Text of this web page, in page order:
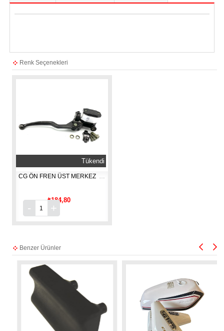
Renk Seçenekleri
Tükendi
CG ÖN FREN ÜST MERKEZ    [ EBİKE- WİNDY- KN ]
₺184,80
Benzer Ürünler